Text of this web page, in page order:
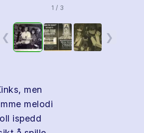
1 / 3
❮ ❯
men
melodi
ispedd